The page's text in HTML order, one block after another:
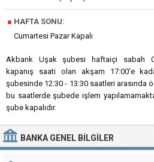
■ HAFTA SONU:
Cumartesi Pazar Kapalı
Akbank Uşak şubesi haftaiçi sabah
kapanış saati olan akşam 17:00'e
şubesinde 12:30 - 13:30 saatleri arasında
bu saatlerde şubede işlem
şube kapalıdır.
BANKA GENEL BILGILER